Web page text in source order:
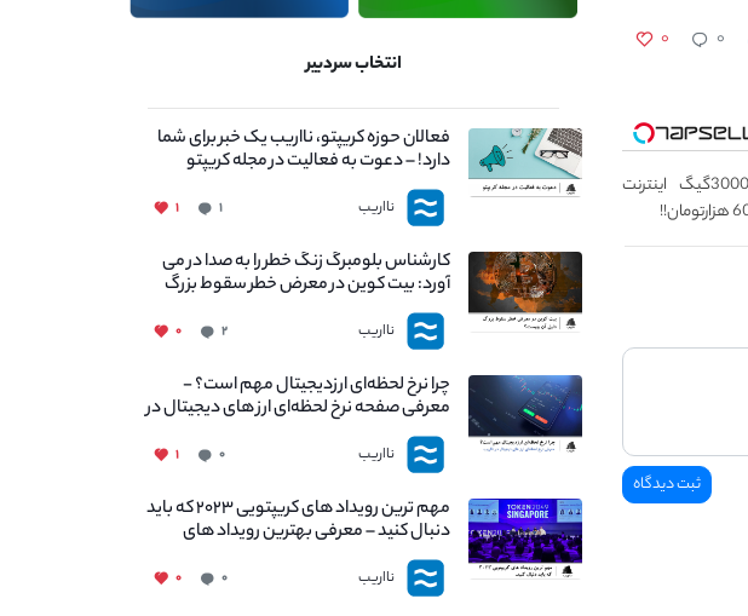
۰ ۰
⏳فرصت محدود!! 3000گیگ اینترنت
انتخاب سردبیر
فعالان حوزه کریپتو، نااریب یک خبر برای شما
دارد! – دعوت به فعالیت در مجله کریپتو
نااریب ۱ ۱
کارشناس بلومبرگ زنگ خطر را به صدا در می
آورد: بیت کوین در معرض خطر سقوط بزرگ
است - دلیل آن چیست؟
نااریب ۲ ۰
چرا نرخ لحظه‌ای ارزدیجیتال مهم است؟ -
معرفی صفحه نرخ لحظه‌ای ارز های دیجیتال در
نااریب
نااریب ۰ ۱
مهم ترین رویداد های کریپتویی ۲۰۲۳ که باید
دنبال کنید – معرفی بهترین رویداد های
جهانی
نااریب ۰ ۰